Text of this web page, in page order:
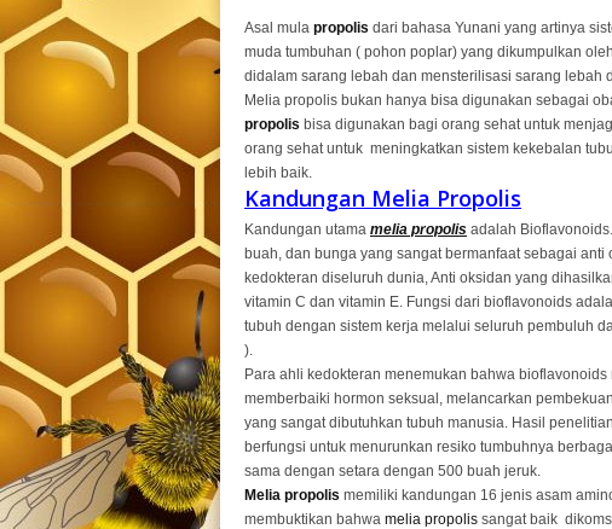
Asal mula propolis dari bahasa Yunani yang artinya
muda tumbuhan ( pohon poplar) yang dikumpulkan
didalam sarang lebah dan mensterilisasi sarang lebah
Melia propolis bukan hanya bisa digunakan sebagai
propolis bisa digunakan bagi orang sehat untuk
orang sehat untuk meningkatkan sistem kekebalan
lebih baik.
Kandungan Melia Propolis
Kandungan utama melia propolis adalah Bioflavonoids.
buah, dan bunga yang sangat bermanfaat sebagai
kedokteran diseluruh dunia, Anti oksidan yang
vitamin C dan vitamin E. Fungsi dari bioflavonoids
tubuh dengan sistem kerja melalui seluruh pembuluh
).
Para ahli kedokteran menemukan bahwa
memberbaiki hormon seksual, melancarkan
yang sangat dibutuhkan tubuh manusia. Hasil
berfungsi untuk menurunkan resiko tumbuhnya
sama dengan setara dengan 500 buah jeruk.
Melia propolis memiliki kandungan 16 jenis asam
membuktikan bahwa melia propolis sangat baik